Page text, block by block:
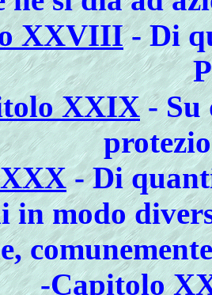
XXVIII- Di
XXIX- Su
- Di
in modo
-Capitolo